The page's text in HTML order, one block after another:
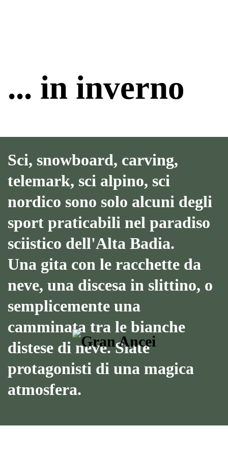
... in inverno
Sci, snowboard, carving,
telemark, sci alpino, sci
nordico sono solo alcuni degli
sport praticabili nel paradiso
sciistico dell'Alta Badia.
Una gita con le racchette da
neve, una discesa in slittino, o
semplicemente una
camminata tra le bianche
distese di neve. Siate
protagonisti di una magica
atmosfera.